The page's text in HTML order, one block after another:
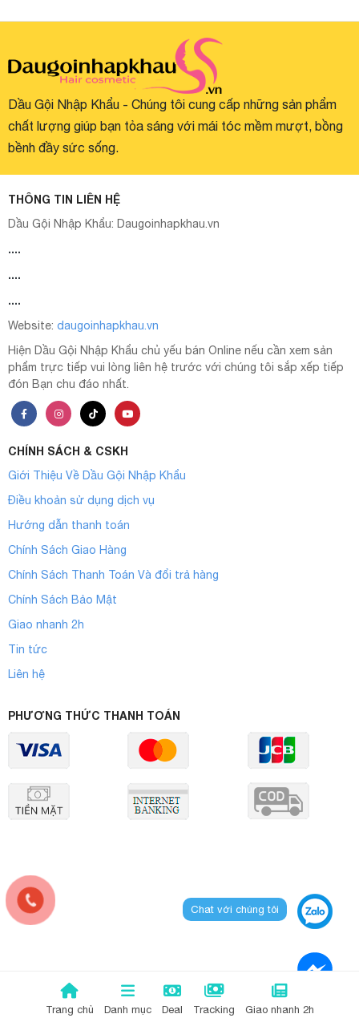
Dầu Gội Nhập Khẩu - Chúng tôi cung cấp những sản phẩm
chất lượng giúp bạn tỏa sáng với mái tóc mềm mượt, bồng
bềnh đầy sức sống.
THÔNG TIN LIÊN HỆ
Dầu Gội Nhập Khẩu: Daugoinhapkhau.vn
....
....
....
Website: daugoinhapkhau.vn
Hiện Dầu Gội Nhập Khẩu chủ yếu bán Online nếu cần xem sản
phẩm trực tiếp vui lòng liên hệ trước với chúng tôi sắp xếp tiếp
đón Bạn chu đáo nhất.
CHÍNH SÁCH & CSKH
Giới Thiệu Về Dầu Gội Nhập Khẩu
Điều khoản sử dụng dịch vụ
Hướng dẫn thanh toán
Chính Sách Giao Hàng
Chính Sách Thanh Toán Và đổi trả hàng
Chính Sách Bảo Mật
Giao nhanh 2h
Tin tức
Liên hệ
PHƯƠNG THỨC THANH TOÁN
Chat với chúng tôi
Trang chủ Danh mục Deal Tracking Giao nhanh 2h